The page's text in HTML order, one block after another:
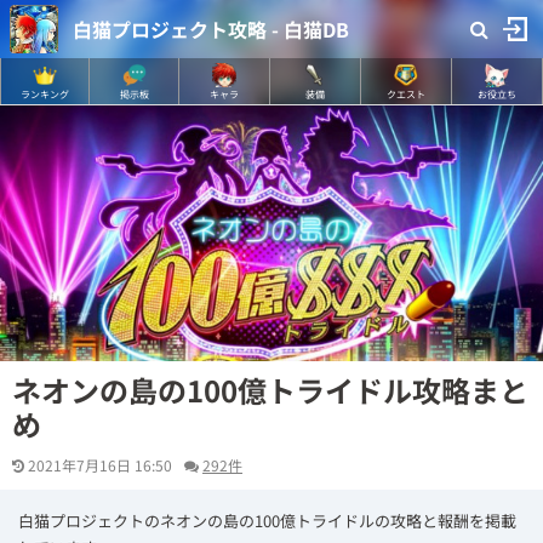
白猫プロジェクト攻略 - 白猫DB
ランキング 掲示板 キャラ 装備 クエスト お役立ち
ネオンの島の100億トライドル攻略まと
め
2021年7月16日 16:50 292件
白猫プロジェクトのネオンの島の100億トライドルの攻略と報酬を掲載